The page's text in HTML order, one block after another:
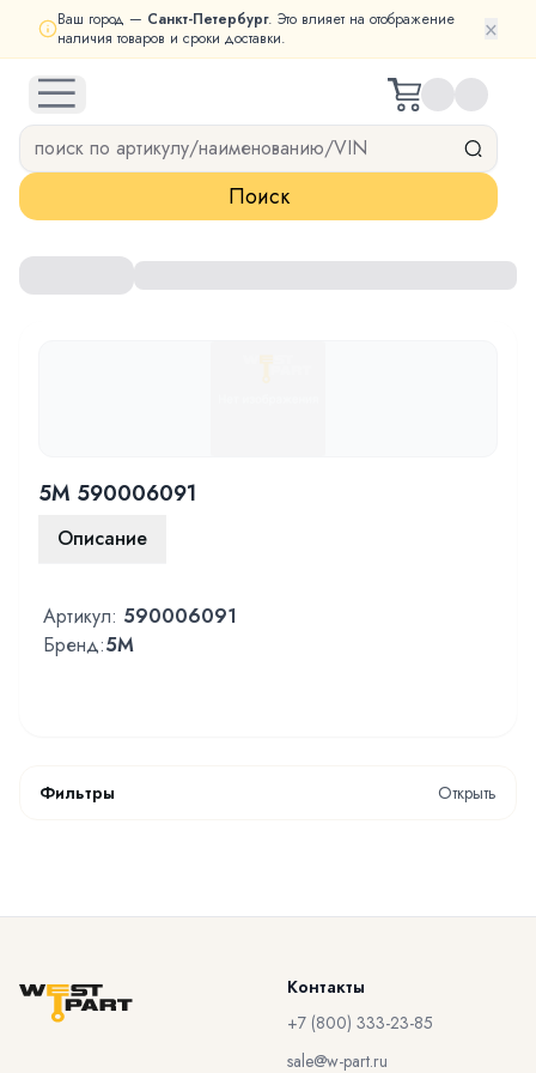
Ваш город — Санкт-Петербург. Это влияет на отображение
наличия товаров и сроки доставки.
×
open navigation menu
Поиск
5M 590006091
Описание
Артикул: 590006091
Бренд:5M
Фильтры Открыть
Контакты
+7 (800) 333-23-85
sale@w-part.ru